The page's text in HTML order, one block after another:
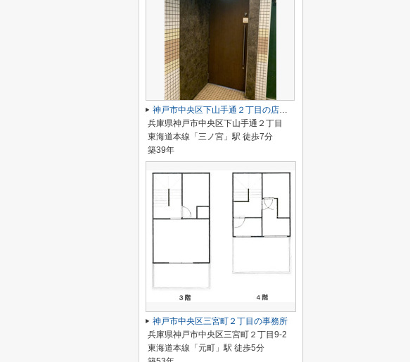
神戸市中央区下山手通２丁目の店舗一部
兵庫県神戸市中央区下山手通２丁目
東海道本線「三ノ宮」駅 徒歩7分
築39年
神戸市中央区三宮町２丁目の事務所
兵庫県神戸市中央区三宮町２丁目9-2
東海道本線「元町」駅 徒歩5分